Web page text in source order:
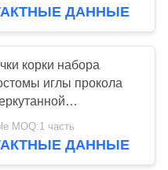
100
ДАННЫЕ
корки набора
иглы прокола
опционный
MOQ:1 часть
ДАННЫЕ